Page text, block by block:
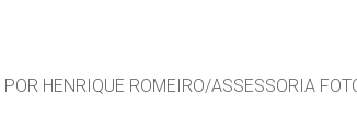
POR HENRIQUE ROMEIRO/ASSESSORIA